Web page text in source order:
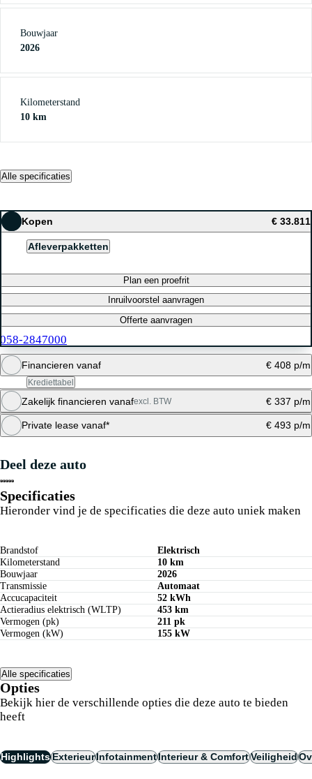
Bouwjaar
2026
Kilometerstand
10 km
Alle specificaties
Kopen € 33.811
Afleverpakketten
Plan een proefrit
Inruilvoorstel aanvragen
Offerte aanvragen
058-2847000
Financieren vanaf € 408 p/m
Krediettabel
Maandbedrag berekenen
Zakelijk financieren vanafexcl. BTW € 337 p/m
Maandbedrag berekenen
Private lease vanaf* € 493 p/m
Deel deze auto
Specificaties
Hieronder vind je de specificaties die deze auto uniek maken
Brandstof
Elektrisch
Kilometerstand
10 km
Bouwjaar
2026
Transmissie
Automaat
Accucapaciteit
52 kWh
Actieradius elektrisch (WLTP)
453 km
Vermogen (pk)
211 pk
Vermogen (kW)
155 kW
Alle specificaties
Opties
Bekijk hier de verschillende opties die deze auto te bieden
heeft
HighlightsExterieurInfotainmentInterieur & ComfortVeiligheid